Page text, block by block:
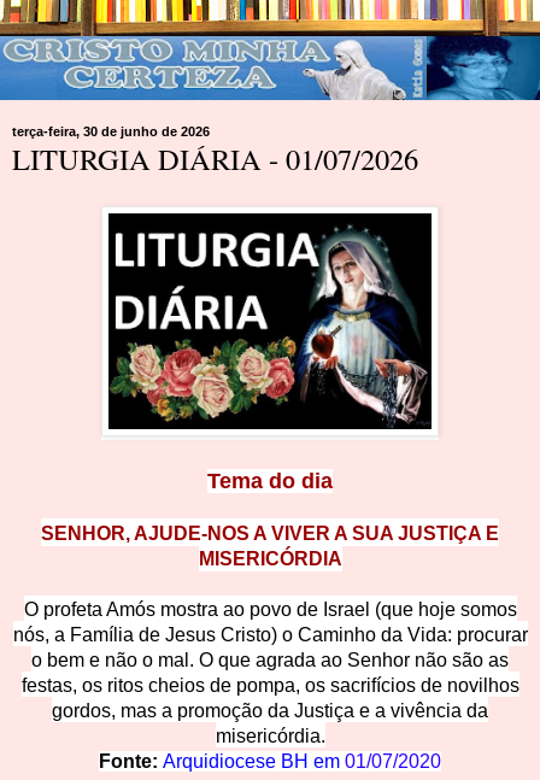
terça-feira, 30 de junho de 2026
LITURGIA DIÁRIA - 01/07/2026
Tema do d ia
SENHOR, AJUDE-NOS A VIVER A SUA JUSTIÇA E
MISERICÓRDIA
O profeta Amós mostra ao povo de Israel (que hoje somos
nós, a Família de Jesus Cristo) o Caminho da Vida: procurar
o bem e não o mal . O que agrada ao Senhor não são as
festas, os ritos cheios de pompa, os sacrifícios de novilhos
gordos, mas a promoção da Justiça e a vivência da
misericórdia.
Fonte: Arquidiocese BH em 01/07/2020